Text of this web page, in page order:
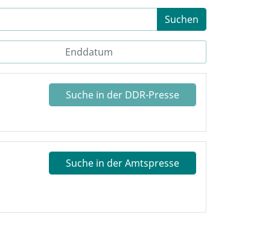
Suchen
Suche in der DDR-Presse
Suche in der Amtspresse